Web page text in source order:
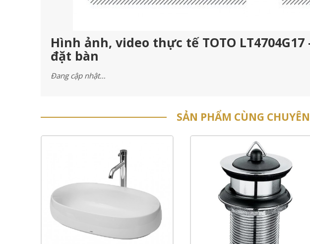
Hình ảnh, video thực tế TOTO
đặt bàn
Đang cập nhật…
SẢN PHẨM CÙNG